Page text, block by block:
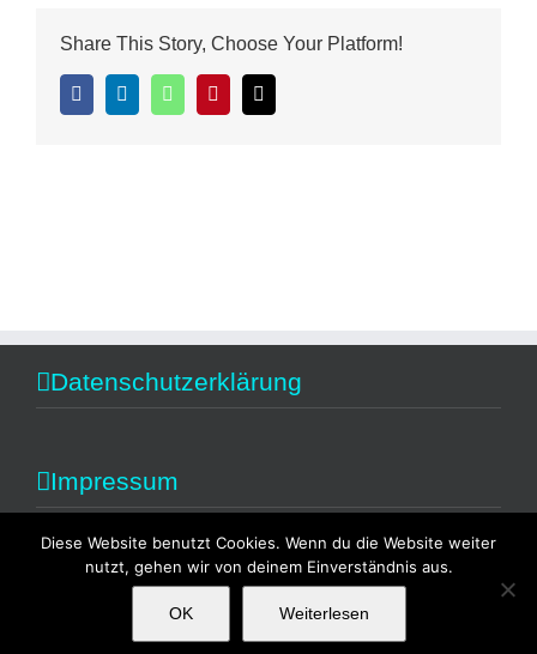
Share This Story, Choose Your Platform!
FacebookLinkedInWhatsAppPinterest
Mail
Datenschutzerklärung
Impressum
Copyright 2014 Alexandra Fischer | All Rights Reserved
Diese Website benutzt Cookies. Wenn du die Website weiter
nutzt, gehen wir von deinem Einverständnis aus.
OK Weiterlesen